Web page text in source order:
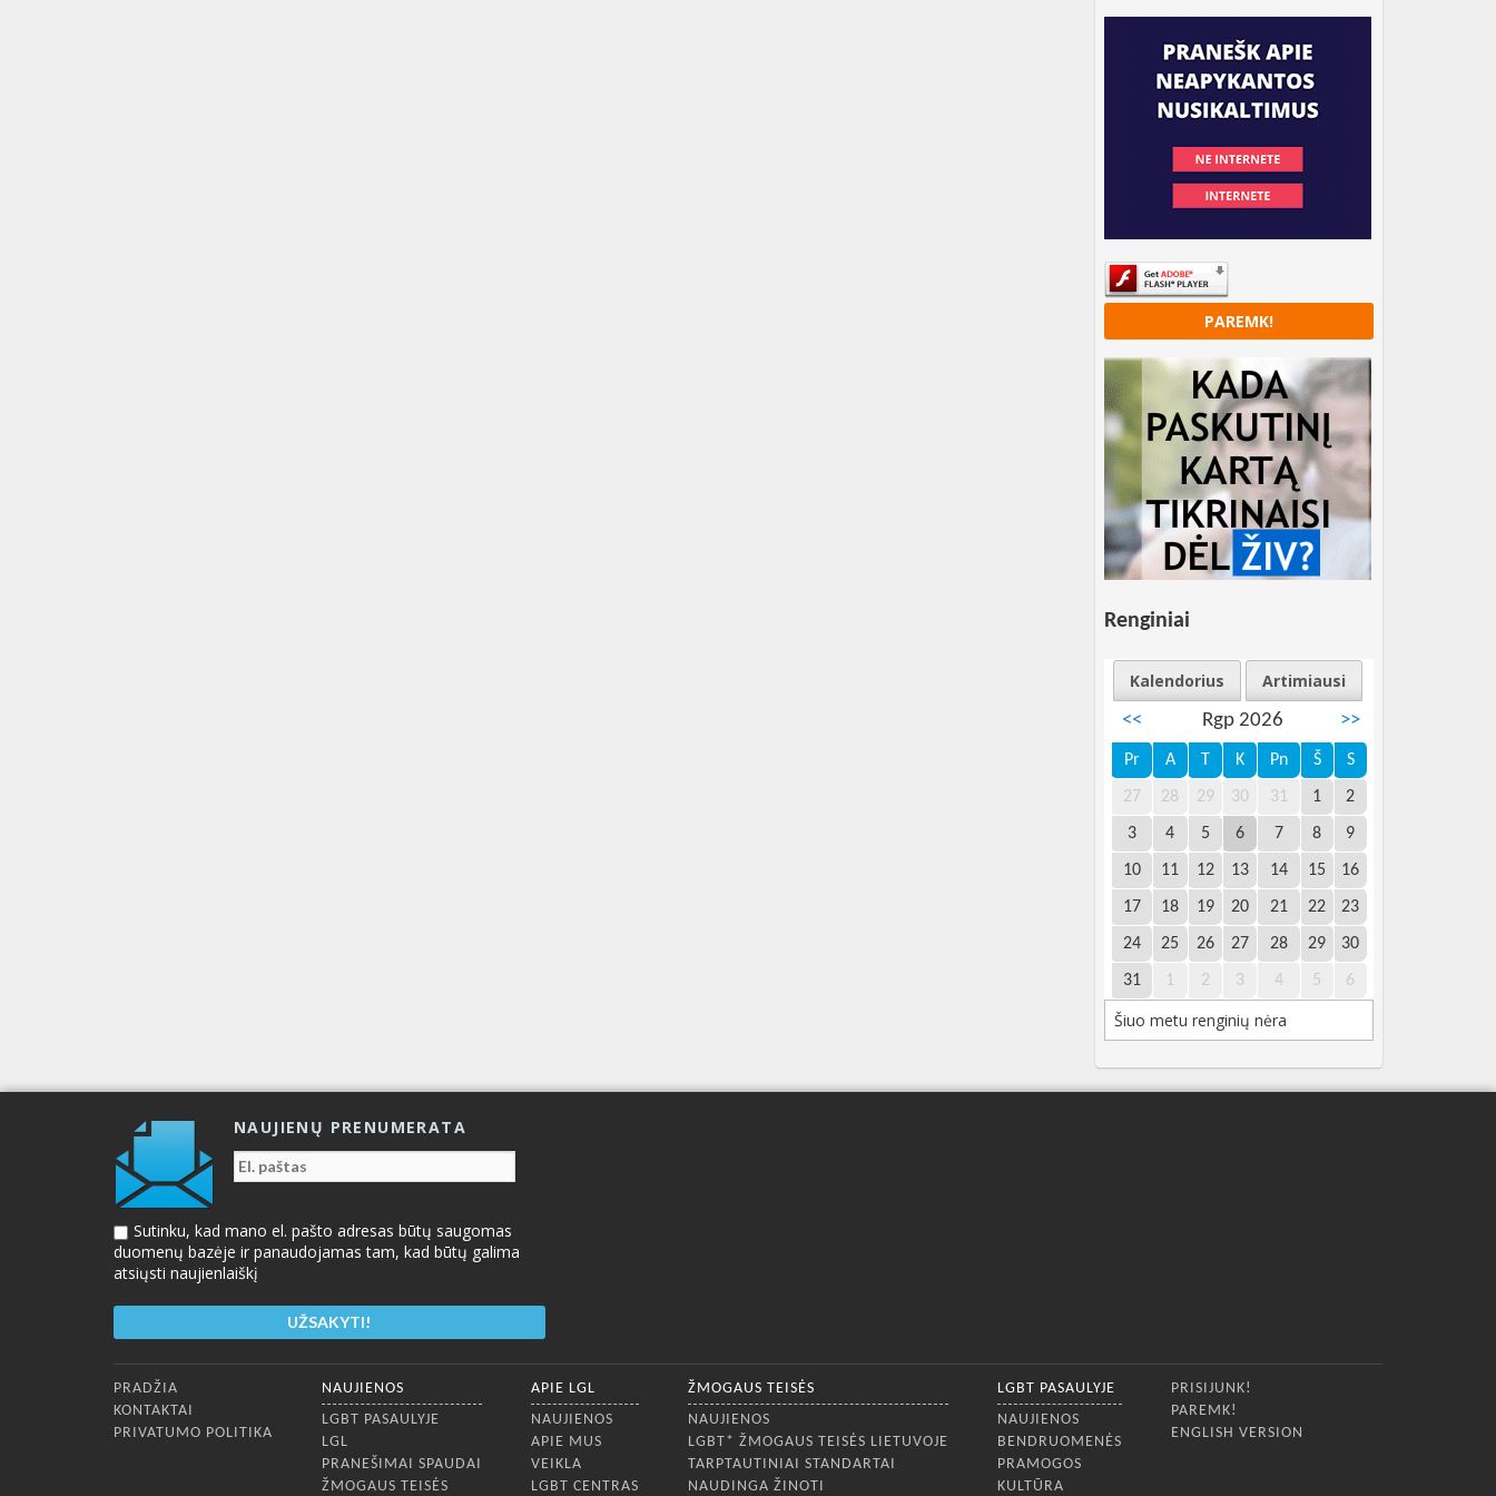
PAREMK!
Renginiai
Kalendorius
Artimiausi
<<
Rgp 2026 >>
Pr A T K Pn Š S
27 28 29 30 31 1 2
3 4 5 6 7 8 9
10 11 12 13 14 15 16
17 18 19 20 21 22 23
24 25 26 27 28 29 30
31 1 2 3 4 5 6
Šiuo metu renginių nėra
NAUJIENŲ PRENUMERATA
Sutinku, kad mano el. pašto adresas būtų saugomas
duomenų bazėje ir panaudojamas tam, kad būtų galima
atsiųsti naujienlaiškį
Apatinis meniu
PRADŽIA
KONTAKTAI
PRIVATUMO POLITIKA
NAUJIENOS
LGBT PASAULYJE
LGL
PRANEŠIMAI SPAUDAI
ŽMOGAUS TEISĖS
APIE LGL
NAUJIENOS
APIE MUS
VEIKLA
LGBT CENTRAS
ŽMOGAUS TEISĖS
NAUJIENOS
LGBT* ŽMOGAUS TEISĖS LIETUVOJE
TARPTAUTINIAI STANDARTAI
NAUDINGA ŽINOTI
LGBT PASAULYJE
NAUJIENOS
BENDRUOMENĖS
PRAMOGOS
KULTŪRA
PRISIJUNK!
PAREMK!
ENGLISH VERSION